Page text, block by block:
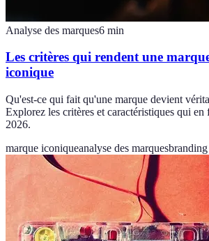
Analyse des marques6 min
Les critères qui rendent une
iconique
Qu'est-ce qui fait qu'une marque devient
Explorez les critères et caractéristiques qui en
2026.
marque iconiqueanalyse des marquesbranding